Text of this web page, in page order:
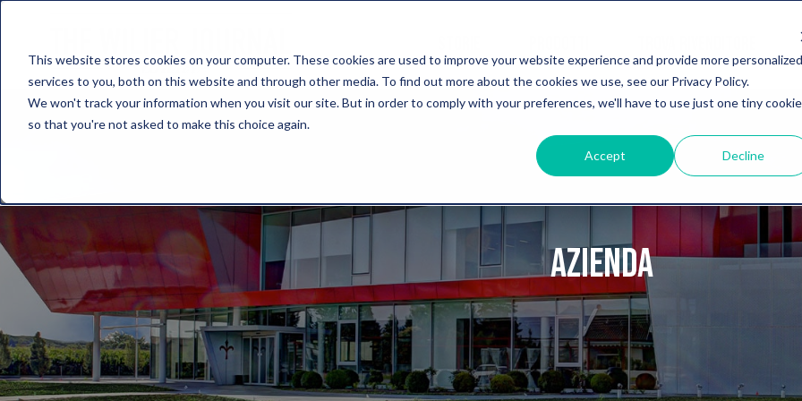
This website stores cookies on your computer. These cookies are used to improve your website experience and provide more personalized
services to you, both on this website and through other media. To find out more about the cookies we use, see our Privacy Policy.
We won't track your information when you visit our site. But in order to comply with your preferences, we'll have to use just one tiny cookie
so that you're not asked to make this choice again.
Accept Decline
AZIENDA